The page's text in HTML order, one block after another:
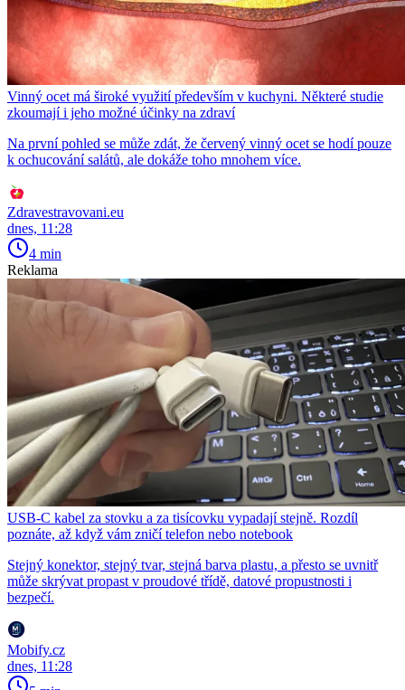
Vinný ocet má široké využití především v kuchyni. Některé studie
zkoumají i jeho možné účinky na zdraví
Na první pohled se může zdát, že červený vinný ocet se hodí pouze
k ochucování salátů, ale dokáže toho mnohem více.
Zdravestravovani.eu
dnes, 11:28
4 min
Reklama
USB-C kabel za stovku a za tisícovku vypadají stejně. Rozdíl
poznáte, až když vám zničí telefon nebo notebook
Stejný konektor, stejný tvar, stejná barva plastu, a přesto se uvnitř
může skrývat propast v proudové třídě, datové propustnosti i
bezpečí.
Mobify.cz
dnes, 11:28